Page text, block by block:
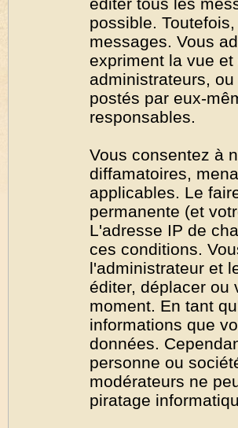
possible.
messages. Vous
expriment la vue
administrateurs,
postés par eux-
responsables.
Vous consentez à
diffamatoires,
applicables. Le
permanente (et
L'adresse IP de
ces conditions.
l'administrateur et
éditer, déplacer ou
moment. En tant
informations que
données.
personne ou
modérateurs ne
piratage